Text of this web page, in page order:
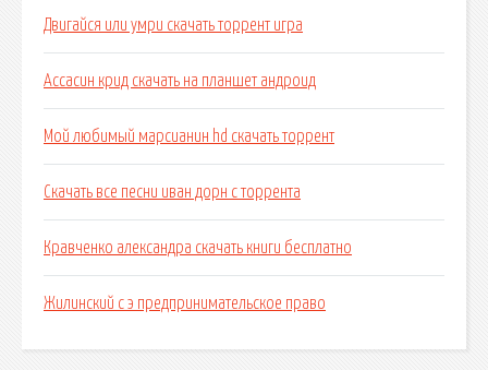
Двигайся или умри скачать торрент игра
Ассасин крид скачать на планшет андроид
Мой любимый марсианин hd скачать торрент
Скачать все песни иван дорн с торрента
Кравченко александра скачать книги бесплатно
Жилинский с э предпринимательское право